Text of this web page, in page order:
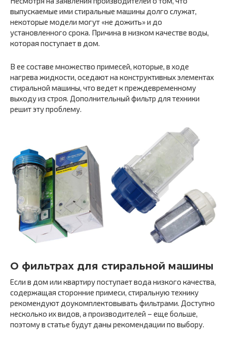
выпускаемые ими стиральные машины долго служат,
некоторые модели могут «не дожить» и до
установленного срока. Причина в низком качестве воды,
которая поступает в дом.
В ее составе множество примесей, которые, в ходе
нагрева жидкости, оседают на конструктивных элементах
стиральной машины, что ведет к преждевременному
выходу из строя. Дополнительный фильтр для техники
решит эту проблему.
О фильтрах для стиральной машины
Если в дом или квартиру поступает вода низкого качества,
содержащая сторонние примеси, стиральную технику
рекомендуют доукомплектовывать фильтрами. Доступно
несколько их видов, а производителей – еще больше,
поэтому в статье будут даны рекомендации по выбору.